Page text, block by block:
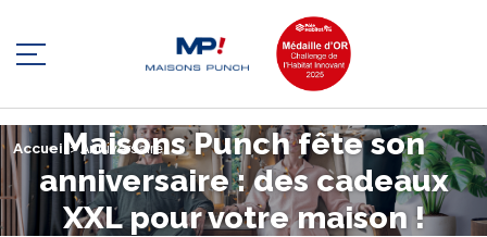
Nous rejoindre
Qui sommes-nous ?
Espace client
Nos annonces
Nos réalisations
Être rappelé
Accueil >Anniversaire
Maisons Punch fête son
anniversaire : des cadeaux
XXL pour votre maison !